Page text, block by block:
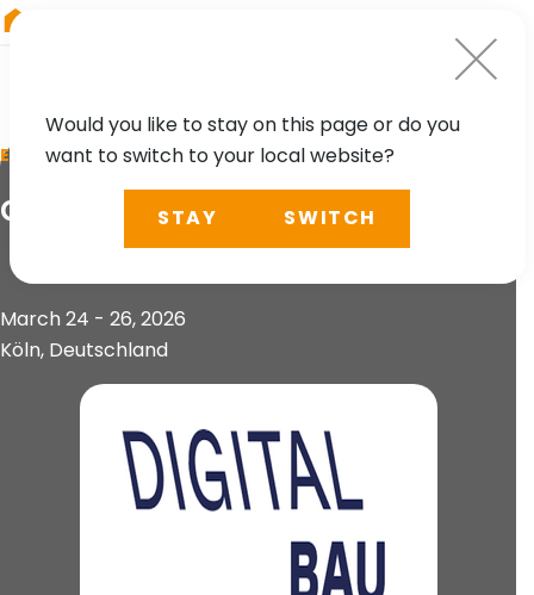
EVENT
digitalBAU
March 24 - 26, 2026
Köln, Deutschland
Would you like to stay on this page or do you
want to switch to your local website?
STAY SWITCH